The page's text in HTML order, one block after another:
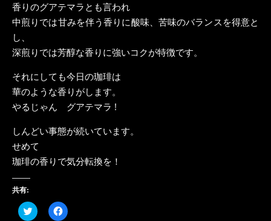
香りのグアテマラとも言われ
中煎りでは甘みを伴う香りに酸味、苦味のバランスを得意と
し、
深煎りでは芳醇な香りに強いコクが特徴です。
それにしても今日の珈琲は
華のような香りがします。
やるじゃん グアテマラ !
しんどい事態が続いています。
せめて
珈琲の香りで気分転換を！
共有:
ク
リ
Facebook
で